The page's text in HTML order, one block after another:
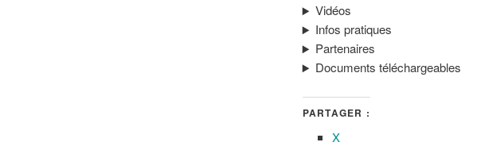
Vidéos
Infos pratiques
Partenaires
Documents téléchargeables
PARTAGER :
X